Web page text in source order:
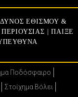
ΕΘΙΣΜΟΥ &
| ΠΑΙΞΕ
Ποδόσφαιρο
Στοίχημα Βόλει